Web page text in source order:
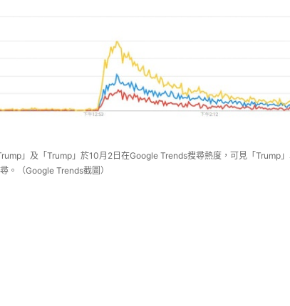
」及「Trump」於10月2日在Google Trends搜尋熱度，可見「Trump
。（Google Trends截圖）